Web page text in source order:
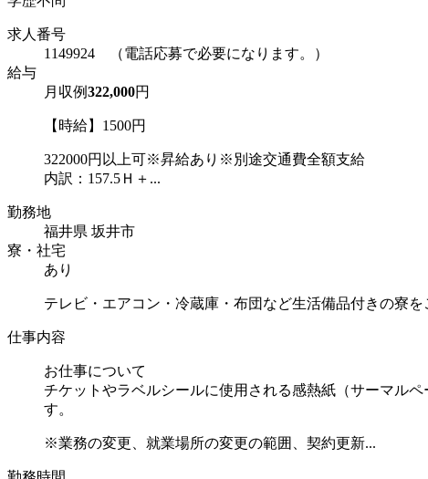
求人番号
1149924 （電話応募で必要になります。）
給与
月収例322,000円
【時給】1500円
322000円以上可※昇給あり※別途交通費全額支給
内訳：157.5Ｈ＋...
勤務地
福井県 坂井市
寮・社宅
あり
テレビ・エアコン・冷蔵庫・布団など生活備品付きの寮を
仕事内容
お仕事について
チケットやラベルシールに使用される感熱紙（サーマル
す。
※業務の変更、就業場所の変更の範囲、契約更新...